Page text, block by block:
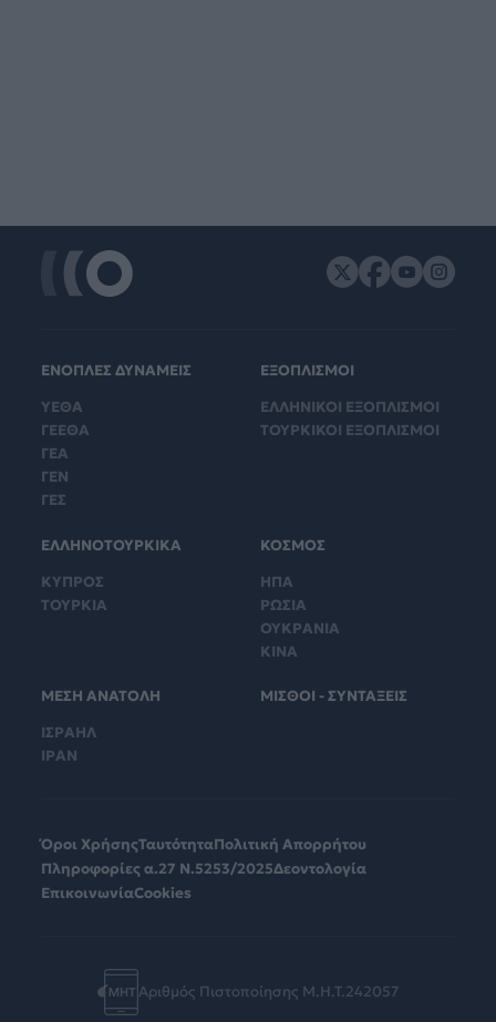
ΕΝΟΠΛΕΣ ΔΥΝΑΜΕΙΣ
ΥΕΘΑ
ΓΕΕΘΑ
ΓΕΑ
ΓΕΝ
ΓΕΣ
ΕΞΟΠΛΙΣΜΟΙ
ΕΛΛΗΝΙΚΟΙ ΕΞΟΠΛΙΣΜΟΙ
ΤΟΥΡΚΙΚΟΙ ΕΞΟΠΛΙΣΜΟΙ
ΕΛΛΗΝΟΤΟΥΡΚΙΚΑ
ΚΥΠΡΟΣ
ΤΟΥΡΚΙΑ
ΚΟΣΜΟΣ
ΗΠΑ
ΡΩΣΙΑ
ΟΥΚΡΑΝΙΑ
ΚΙΝΑ
ΜΕΣΗ ΑΝΑΤΟΛΗ
ΙΣΡΑΗΛ
ΙΡΑΝ
ΜΙΣΘΟΙ - ΣΥΝΤΑΞΕΙΣ
Όροι ΧρήσηςΤαυτότηταΠολιτική Απορρήτου
Πληροφορίες α.27 Ν.5253/2025Δεοντολογία
ΕπικοινωνίαCookies
Αριθμός Πιστοποίησης Μ.Η.Τ.242057